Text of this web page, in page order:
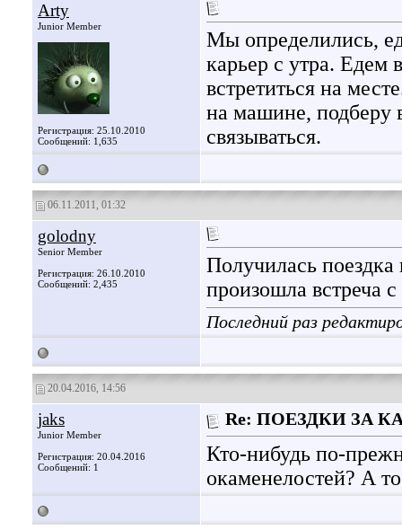
Arty
Junior Member
Регистрация: 25.10.2010
Сообщений: 1,635
Мы определились,
карьер с утра. Едем
встретиться на
на машине, подберу
связываться.
06.11.2011, 01:32
golodny
Senior Member
Регистрация: 26.10.2010
Сообщений: 2,435
Получилась поездка
произошла встреча
Последний раз
20.04.2016, 14:56
jaks
Junior Member
Регистрация: 20.04.2016
Сообщений: 1
Re: ПОЕЗДКИ ЗА
Кто-нибудь по-
окаменелостей? А